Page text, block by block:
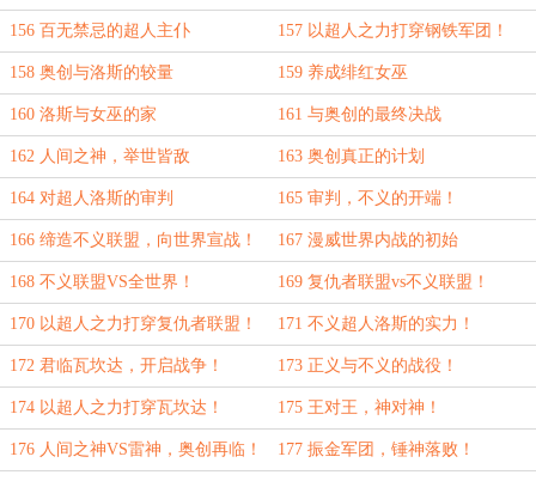
156 百无禁忌的超人主仆 157 以超人之力打穿钢铁军团！
158 奥创与洛斯的较量 159 养成绯红女巫
160 洛斯与女巫的家 161 与奥创的最终决战
162 人间之神，举世皆敌 163 奥创真正的计划
164 对超人洛斯的审判 165 审判，不义的开端！
166 缔造不义联盟，向世界宣战！ 167 漫威世界内战的初始
168 不义联盟VS全世界！ 169 复仇者联盟vs不义联盟！
170 以超人之力打穿复仇者联盟！ 171 不义超人洛斯的实力！
172 君临瓦坎达，开启战争！ 173 正义与不义的战役！
174 以超人之力打穿瓦坎达！ 175 王对王，神对神！
176 人间之神VS雷神，奥创再临！ 177 振金军团，锤神落败！